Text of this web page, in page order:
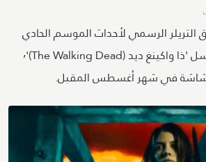
الرسمي لأحداث الموسم الحادي
عشر والأخير من مسلسل 'ذا واكينغ ديد (The Walking Dead)'٬
في شهر أغسطس المقبل.